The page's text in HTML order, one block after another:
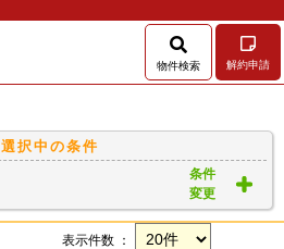
物件検索 解約申請
選択中の条件
条件
変更
表示件数 ：